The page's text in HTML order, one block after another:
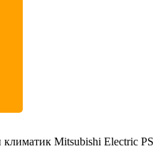
климатик Mitsubishi Electric